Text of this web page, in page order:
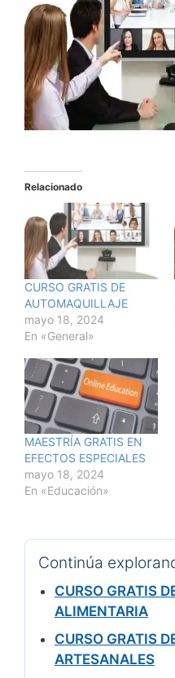
Relacionado
CURSO GRATIS DE
AUTOMAQUILLAJE
mayo 18, 2024
En «General»
MAESTRÍA GRATIS EN
EFECTOS ESPECIALES
mayo 18, 2024
En «Educación»
Continúa
CURSO GRATIS
ALIMENTARIA
CURSO GRATIS
ARTESANALES